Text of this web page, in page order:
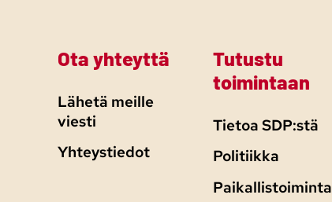
Ota yhteyttä
Lähetä meille
viesti
Yhteystiedot
Tutustu
toimintaan
Tietoa SDP:stä
Politiikka
Paikallistoiminta